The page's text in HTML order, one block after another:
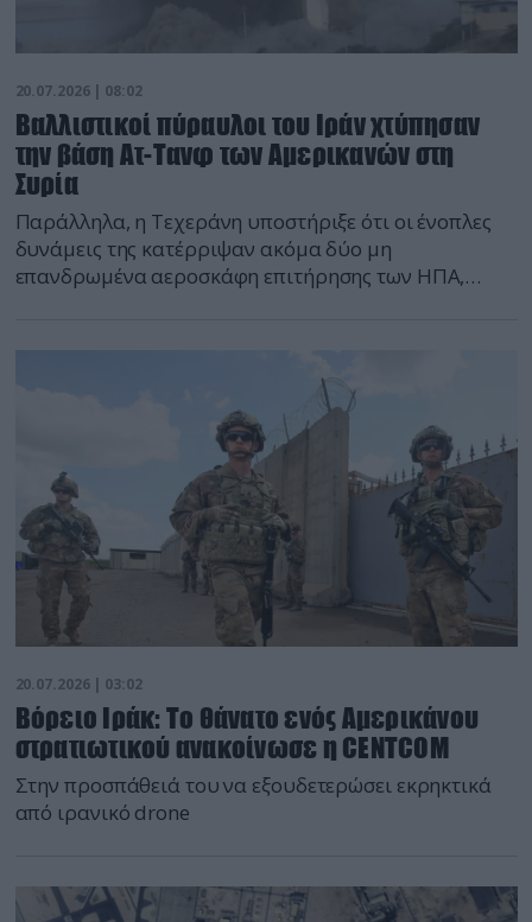
20.07.2026 | 08:02
Βαλλιστικοί πύραυλοι του Ιράν χτύπησαν
την βάση Ατ-Τανφ των Αμερικανών στη
Συρία
Παράλληλα, η Τεχεράνη υποστήριξε ότι οι ένοπλες
δυνάμεις της κατέρριψαν ακόμα δύο μη
επανδρωμένα αεροσκάφη επιτήρησης των ΗΠΑ,
20.07.2026 | 03:02
Βόρειο Ιράκ: Το θάνατο ενός Αμερικάνου
στρατιωτικού ανακοίνωσε η CENTCOM
Στην προσπάθειά του να εξουδετερώσει εκρηκτικά
από ιρανικό drone